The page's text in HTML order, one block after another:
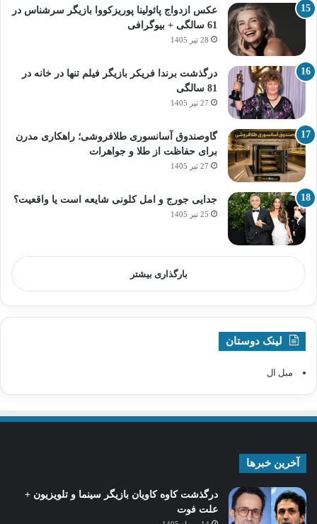
عکس ازدواج پائولینا پوریزکووا بازیگر سرشناس در
61 سالگی + بیوگرافی
28 تیر 1405
درگذشت برندا فریکر بازیگر فیلم تنها در خانه در
81 سالگی
27 تیر 1405
گاوصندوق آسانسوری طلافروشی؛ راهکاری مدرن
برای حفاظت از طلا و جواهرات
27 تیر 1405
جدایی جورج و امل کلونی شایعه است یا واقعیت؟
25 تیر 1405
بارگذاری بیشتر
لینک دوستان
مبل ال
آخرین خبرها
درگذشت کاوه کاویان بازیگر سینما و تلویزیون +
علت فوت